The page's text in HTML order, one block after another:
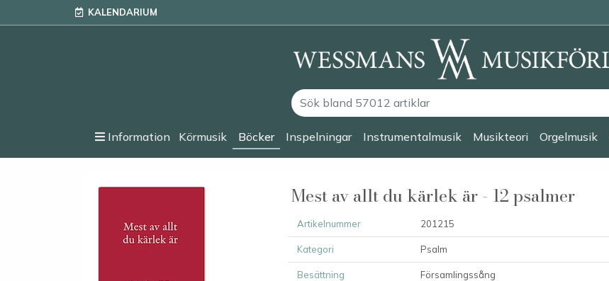
KALENDARIUM
Information Körmusik Böcker Inspelningar Instrumentalmusik Musikteori Orgelmusik
Mest av allt du kärlek är - 12 psalmer
Artikelnummer 201215
Kategori Psalm
Besättning
Församlingssång